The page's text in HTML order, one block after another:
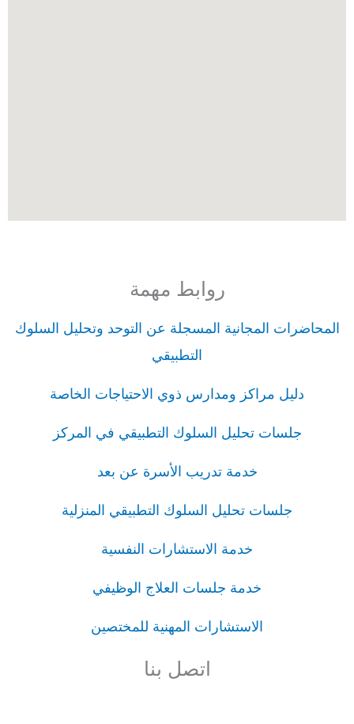
روابط مهمة
المحاضرات المجانية المسجلة عن التوحد وتحليل السلوك
التطبيقي
دليل مراكز ومدارس ذوي الاحتياجات الخاصة
جلسات تحليل السلوك التطبيقي في المركز
خدمة تدريب الأسرة عن بعد
جلسات تحليل السلوك التطبيقي المنزلية
خدمة الاستشارات النفسية
خدمة جلسات العلاج الوظيفي
الاستشارات المهنية للمختصين
اتصل بنا